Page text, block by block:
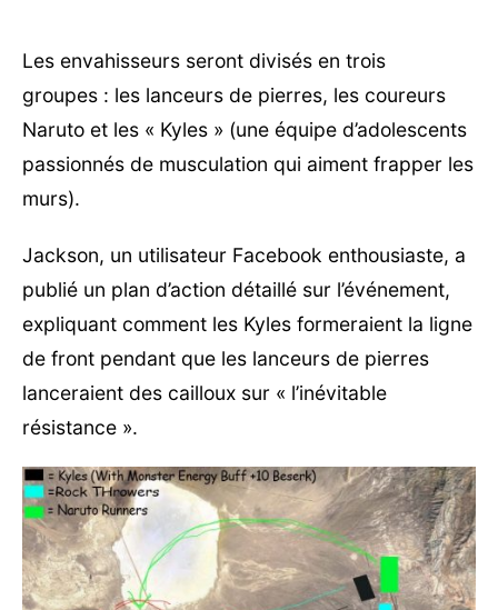
Les envahisseurs seront divisés en trois
groupes : les lanceurs de pierres, les coureurs
Naruto et les « Kyles » (une équipe d’adolescents
passionnés de musculation qui aiment frapper les
murs).
Jackson, un utilisateur Facebook enthousiaste, a
publié un plan d’action détaillé sur l’événement,
expliquant comment les Kyles formeraient la ligne
de front pendant que les lanceurs de pierres
lanceraient des cailloux sur « l’inévitable
résistance ».